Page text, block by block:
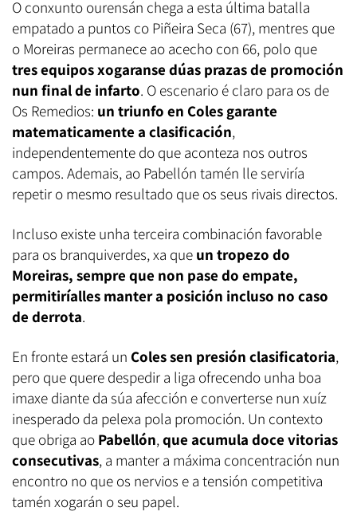
O conxunto ourensán chega a esta última batalla
empatado a puntos co Piñeira Seca (67), mentres que
o Moreiras permanece ao acecho con 66, polo que
tres equipos xogaranse dúas prazas de promoción
nun final de infarto. O escenario é claro para os de
Os Remedios: un triunfo en Coles garante
matematicamente a clasificación,
independentemente do que aconteza nos outros
campos. Ademais, ao Pabellón tamén lle serviría
repetir o mesmo resultado que os seus rivais directos.
Incluso existe unha terceira combinación favorable
para os branquiverdes, xa que un tropezo do
Moreiras, sempre que non pase do empate,
permitiríalles manter a posición incluso no caso
de derrota.
En fronte estará un Coles sen presión clasificatoria,
pero que quere despedir a liga ofrecendo unha boa
imaxe diante da súa afección e converterse nun xuíz
inesperado da pelexa pola promoción. Un contexto
que obriga ao Pabellón,que acumula doce vitorias
consecutivas, a manter a máxima concentración nun
encontro no que os nervios e a tensión competitiva
tamén xogarán o seu papel.